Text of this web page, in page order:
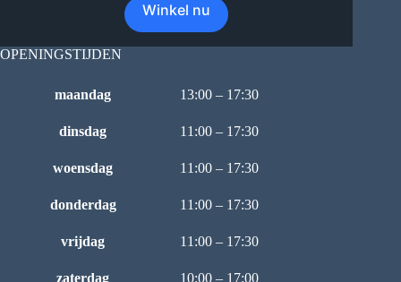
Winkel nu
OPENINGSTIJDEN
maandag 13:00 – 17:30
dinsdag 11:00 – 17:30
woensdag 11:00 – 17:30
donderdag 11:00 – 17:30
vrijdag 11:00 – 17:30
zaterdag 10:00 – 17:00